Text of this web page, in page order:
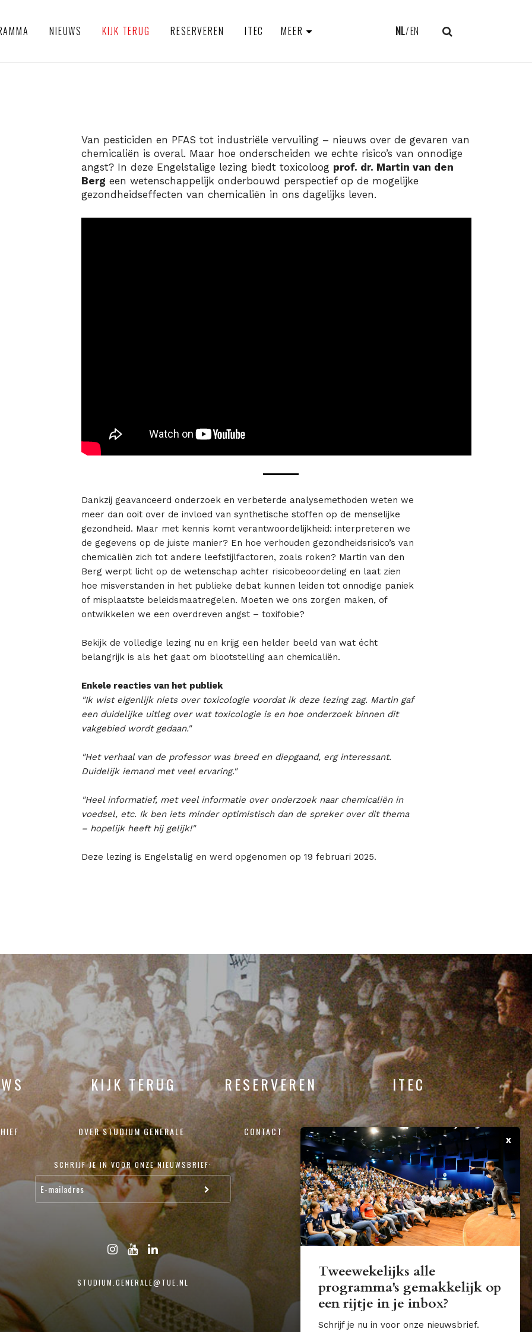
NIEUWS KIJK TERUG RESERVEREN ITEC MEER NL EN
Van pesticiden en PFAS tot industriële vervuiling – nieuws over de gevaren van
chemicaliën is overal. Maar hoe onderscheiden we echte risico’s van onnodige
angst? In deze Engelstalige lezing biedt toxicoloog prof. dr. Martin van den
Berg een wetenschappelijk onderbouwd perspectief op de mogelijke
gezondheidseffecten van chemicaliën in ons dagelijks leven.
Dankzij geavanceerd onderzoek en verbeterde analysemethoden weten we
meer dan ooit over de invloed van synthetische stoffen op de menselijke
gezondheid. Maar met kennis komt verantwoordelijkheid: interpreteren we
de gegevens op de juiste manier? En hoe verhouden gezondheidsrisico’s van
chemicaliën zich tot andere leefstijlfactoren, zoals roken? Martin van den
Berg werpt licht op de wetenschap achter risicobeoordeling en laat zien
hoe misverstanden in het publieke debat kunnen leiden tot onnodige paniek
of misplaatste beleidsmaatregelen. Moeten we ons zorgen maken, of
ontwikkelen we een overdreven angst – toxifobie?
Bekijk de volledige lezing nu en krijg een helder beeld van wat écht
belangrijk is als het gaat om blootstelling aan chemicaliën.
Enkele reacties van het publiek
"Ik wist eigenlijk niets over toxicologie voordat ik deze lezing zag. Martin gaf
een duidelijke uitleg over wat toxicologie is en hoe onderzoek binnen dit
vakgebied wordt gedaan."
"Het verhaal van de professor was breed en diepgaand, erg interessant.
Duidelijk iemand met veel ervaring."
"Heel informatief, met veel informatie over onderzoek naar chemicaliën in
voedsel, etc. Ik ben iets minder optimistisch dan de spreker over dit thema
– hopelijk heeft hij gelijk!"
Deze lezing is Engelstalig en werd opgenomen op 19 februari 2025.
KIJK TERUG RESERVEREN ITEC
OVER STUDIUM GENERALE CONTACT
SCHRIJF JE IN VOOR ONZE NIEUWSBRIEF:
STUDIUM.GENERALE@TUE.NL
Tweewekelijks alle
programma's gemakkelijk op
een rijtje in je inbox?
Schrijf je nu in voor onze nieuwsbrief.
x